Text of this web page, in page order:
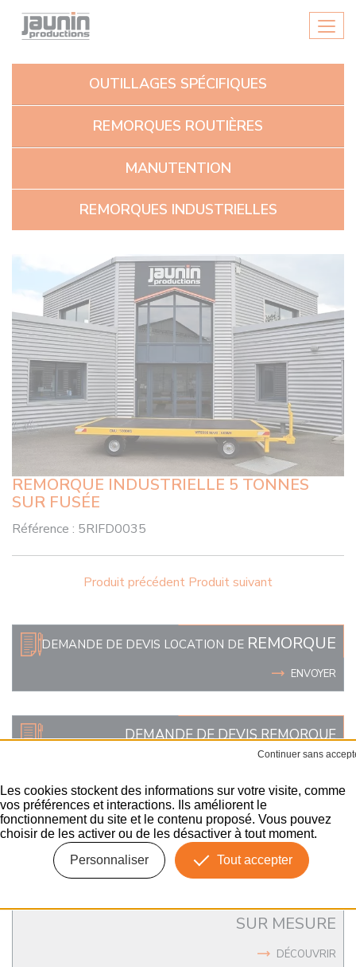
Menu
OUTILLAGES SPÉCIFIQUES
REMORQUES ROUTIÈRES
MANUTENTION
REMORQUES INDUSTRIELLES
REMORQUE INDUSTRIELLE 5 TONNES
SUR FUSÉE
Référence : 5RIFD0035
Produit précédent Produit suivant
DEMANDE DE DEVIS LOCATION DE REMORQUE
ENVOYER
DEMANDE DE DEVIS REMORQUE
INDUSTRIELLE
SUR MESURE
DÉCOUVRIR
Les cookies stockent des informations sur votre visite, comme
vos préférences et interactions. Ils améliorent le
fonctionnement du site et le contenu proposé. Vous pouvez
choisir de les activer ou de les désactiver à tout moment.
Tout accepter
Personnaliser